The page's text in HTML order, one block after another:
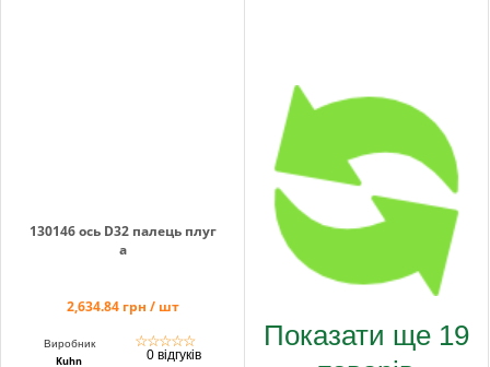
130146 ось D32 палець плуг
а
2,634.84 грн / шт
Виробник
Kuhn
☆☆☆☆☆
0 відгуків
Показати ще 19